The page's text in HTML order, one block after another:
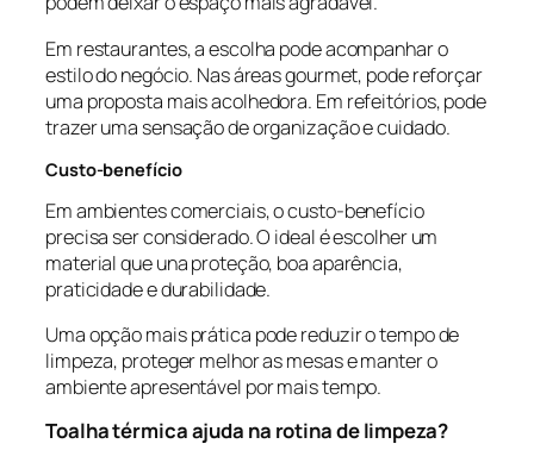
Em restaurantes, a escolha pode acompanhar o
estilo do negócio. Nas áreas gourmet, pode reforçar
uma proposta mais acolhedora. Em refeitórios, pode
trazer uma sensação de organização e cuidado.
Custo-benefício
Em ambientes comerciais, o custo-benefício
precisa ser considerado. O ideal é escolher um
material que una proteção, boa aparência,
praticidade e durabilidade.
Uma opção mais prática pode reduzir o tempo de
limpeza, proteger melhor as mesas e manter o
ambiente apresentável por mais tempo.
Toalha térmica ajuda na rotina de limpeza?